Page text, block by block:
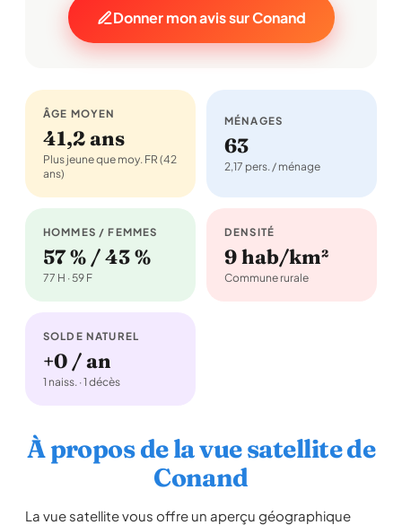
Donner mon avis sur Conand
ÂGE MOYEN
41,2 ans
Plus jeune que moy. FR (42
ans)
MÉNAGES
63
2,17 pers. / ménage
HOMMES / FEMMES
57 % / 43 %
77 H · 59 F
DENSITÉ
9 hab/km²
Commune rurale
SOLDE NATUREL
+0 / an
1 naiss. · 1 décès
À propos de la vue satellite de
Conand
La vue satellite vous offre un aperçu géographique